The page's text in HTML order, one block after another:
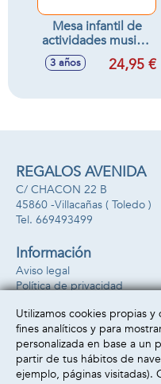
Mesa infantil de
actividades musical
40x32 cm
3 años 24,95 €
REGALOS AVENIDA
C/ CHACON 22 B
45860 -Villacañas ( Toledo )
669493499
Información
Aviso legal
Política de privacidad
Formas de pago
Utilizamos cookies propias
fines analíticos y para
personalizada en base a un
partir de tus hábitos de
ejemplo, páginas visitadas).